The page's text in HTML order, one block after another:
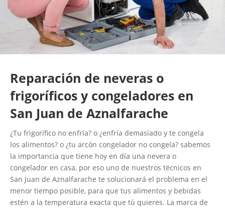
Reparación de neveras o
frigoríficos y congeladores en
San Juan de Aznalfarache
¿Tu frigorífico no enfría? o ¿enfría demasiado y te congela
los alimentos? o ¿tu arcón congelador no congela? sabemos
la importancia que tiene hoy en día una nevera o
congelador en casa, por eso uno de nuestros técnicos en
San Juan de Aznalfarache te solucionará el problema en el
menor tiempo posible, para que tus alimentos y bebidas
estén a la temperatura exacta que tú quieres. La marca de